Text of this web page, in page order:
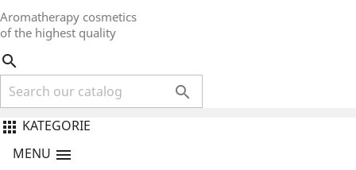
Aromatherapy cosmetics
of the highest quality


 KATEGORIE
MENU 